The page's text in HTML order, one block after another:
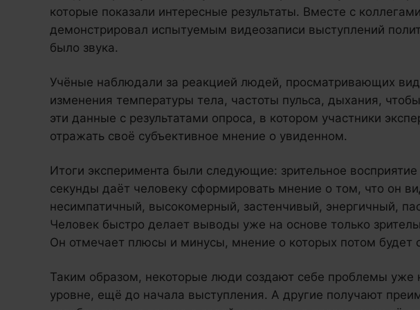
которые показали интересные результаты. Вместе с
демонстрировал испытуемым видеозаписи выступлений
было звука.
Учёные наблюдали за реакцией людей, просматривающих
изменения температуры тела, частоты пульса, дыхания,
эти данные с результатами опроса, в котором участники
отражать своё субъективное мнение о увиденном.
Итоги эксперимента были следующие: зрительное
секунды даёт человеку сформировать мнение о том, что он
несимпатичный, высокомерный, застенчивый, энергичный,
Человек быстро делает выводы уже на основе только
Он отмечает плюсы и минусы, мнение о которых потом будет
Таким образом, некоторые люди создают себе проблемы уже
уровне, ещё до начала выступления. А другие получают